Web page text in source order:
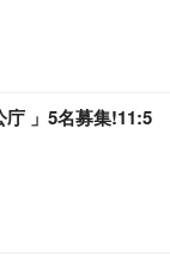
庁 」5名募集!11:5